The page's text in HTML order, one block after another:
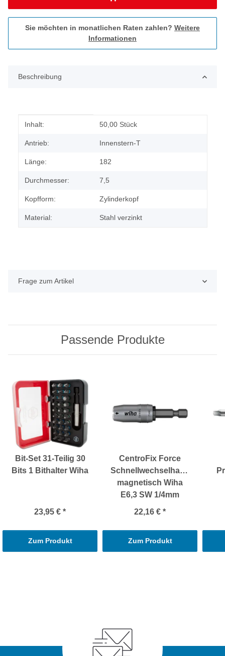
Sie möchten in monatlichen Raten zahlen? Weitere
Informationen
Beschreibung
Produkteigenschaft
Wert
Inhalt: 50,00 Stück
Antrieb: Innenstern-T
Länge: 182
Durchmesser: 7,5
Kopfform: Zylinderkopf
Material: Stahl verzinkt
Frage zum Artikel
Passende Produkte
Bit-Set 31-Teilig 30
Bits 1 Bithalter Wiha
23,95 € *
Zum Produkt
CentroFix Force
Schnellwechselhalter
magnetisch Wiha
E6,3 SW 1/4mm
22,16 € *
Zum Produkt